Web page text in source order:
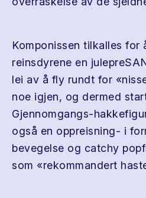
Komponissen tilkalles for
reinsdyrene en
lei av å fly rundt for
noe igjen, og dermed
Gjennomgangs-
også en oppreisning- i
bevegelse og catchy
som «rekommandert